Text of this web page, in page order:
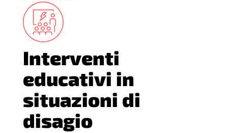
Interventi
educativi in
situazioni di
disagio